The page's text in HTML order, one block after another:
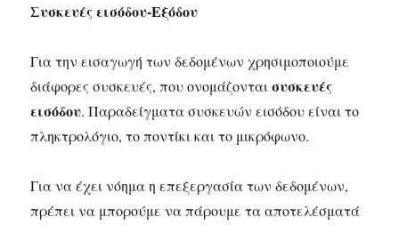
Συσκευές εισόδου-Εξόδου
Για την εισαγωγή των δεδομένων χρησιμοποιούμε
διάφορες συσκευές, που ονομάζονταισυσκευές
εισόδου. Παραδείγματα συσκευών εισόδου είναι το
πληκτρολόγιο, το ποντίκι και το μικρόφωνο.
Για να έχει νόημα η επεξεργασία των δεδομένων,
πρέπει να μπορούμε να πάρουμε τα αποτελέσματά